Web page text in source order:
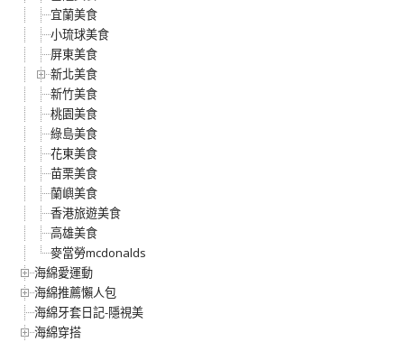
宜蘭美食
小琉球美食
屏東美食
新北美食
新竹美食
桃園美食
綠島美食
花東美食
苗栗美食
蘭嶼美食
香港旅遊美食
高雄美食
麥當勞mcdonalds
海綿愛運動
海綿推薦懶人包
海綿牙套日記-隱視美
海綿穿搭